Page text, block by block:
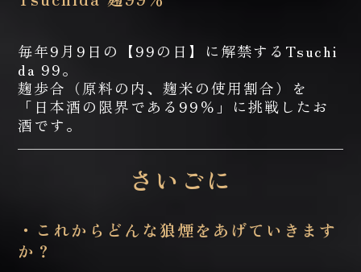
毎年9月9日の【99の日】に解禁するTsuchi
da 99。
麹歩合（原料の内、麹米の使用割合）を
「日本酒の限界である99％」に挑戦したお
酒です。
さいごに
・これからどんな狼煙をあげていきます
か？